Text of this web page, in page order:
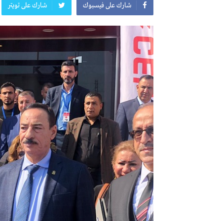
معرض
النشرة الاسبوعية
اعلان
النشرة الشهرية لاسعار المواد
شارك على فيسبوك شارك على تويتر